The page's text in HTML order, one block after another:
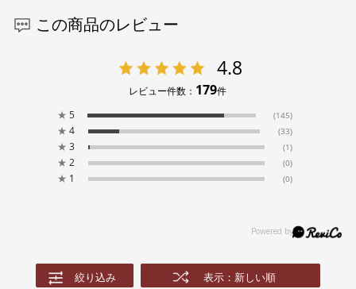
この商品のレビュー
4.8
レビュー件数： 179件
★ 5 (145)
★ 4 (33)
★ 3 (1)
★ 2 (0)
★ 1 (0)
絞り込み 表示：新しい順